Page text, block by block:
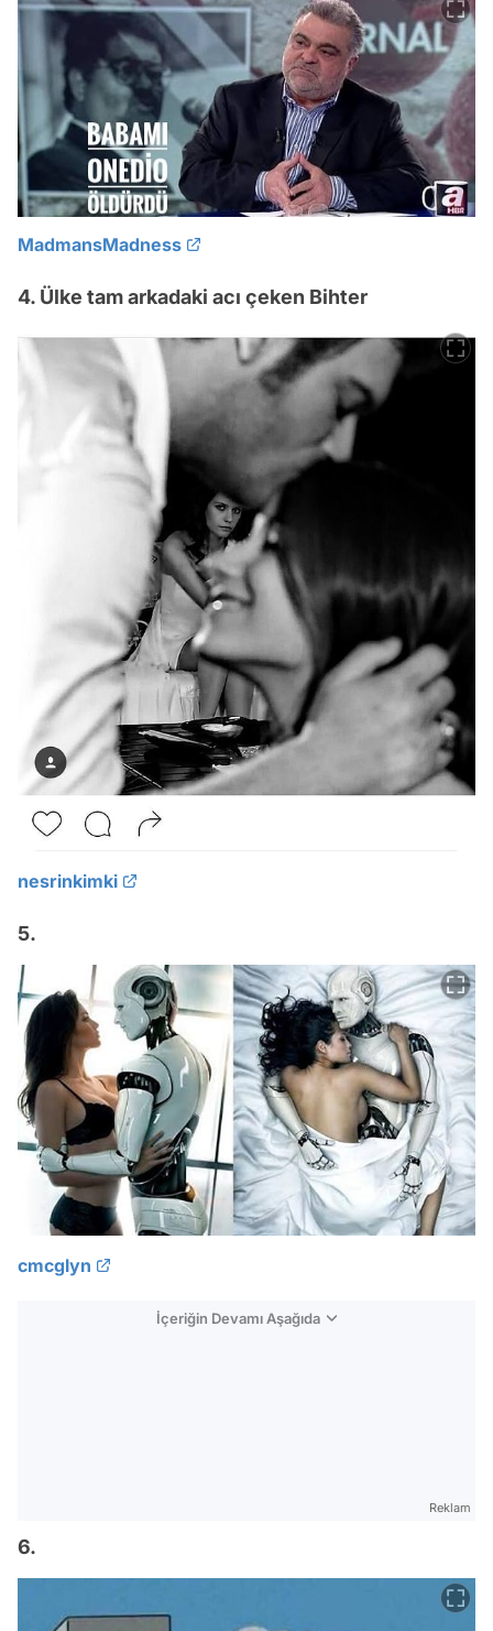
MadmansMadness
4. Ülke tam arkadaki acı çeken Bihter
nesrinkimki
5.
cmcglyn
İçeriğin Devamı Aşağıda
Reklam
6.